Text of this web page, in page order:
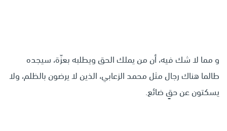
و مما لا شك فيه، أن من يملك الحق ويطلبه بعزّة، سيجده
طالما هناك رجال مثل محمد الزعابي، الذين لا يرضون بالظلم، ولا
يسكتون عن حقٍ ضائع.